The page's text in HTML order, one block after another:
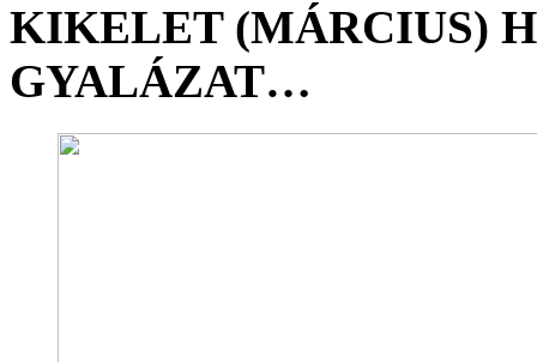
KIKELET (MÁRCIUS)
GYALÁZAT…